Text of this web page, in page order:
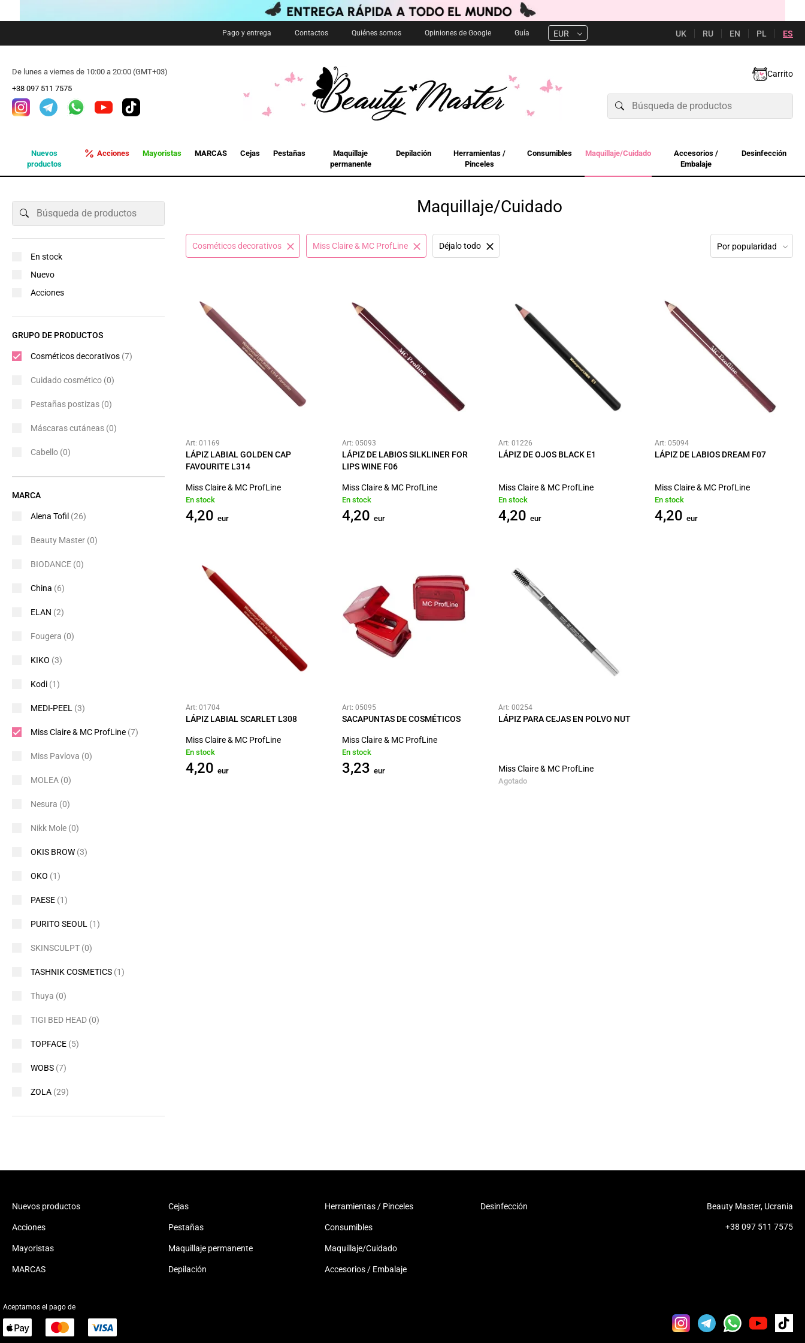
Pago y entrega Contactos Quiénes somos Opiniones de Google Guía EUR UK RU EN PL ES
De lunes a viernes de 10:00 a 20:00 (GMT+03)
+38 097 511 7575
Carrito
Nuevos
productos
Acciones Mayoristas MARCAS Cejas Pestañas
Maquillaje
permanente
Depilación
Herramientas /
Pinceles
Consumibles Maquillaje/Cuidado
Accesorios /
Embalaje
Desinfección
Maquillaje/Cuidado
Por popularidad
Cosméticos decorativos Miss Claire & MC ProfLine Déjalo todo
Art: 01169
LÁPIZ LABIAL GOLDEN CAP
FAVOURITE L314
Miss Claire & MC ProfLine
En stock
4,20 eur
Art: 05093
LÁPIZ DE LABIOS SILKLINER FOR
LIPS WINE F06
Miss Claire & MC ProfLine
En stock
4,20 eur
Art: 01226
LÁPIZ DE OJOS BLACK E1
Miss Claire & MC ProfLine
En stock
4,20 eur
Art: 05094
LÁPIZ DE LABIOS DREAM F07
Miss Claire & MC ProfLine
En stock
4,20 eur
Art: 01704
LÁPIZ LABIAL SCARLET L308
Miss Claire & MC ProfLine
En stock
4,20 eur
Art: 05095
SACAPUNTAS DE COSMÉTICOS
Miss Claire & MC ProfLine
En stock
3,23 eur
Art: 00254
LÁPIZ PARA CEJAS EN POLVO NUT
Miss Claire & MC ProfLine
Agotado
En stock
Nuevo
Acciones
GRUPO DE PRODUCTOS
Cosméticos decorativos (7)
Cuidado cosmético (0)
Pestañas postizas (0)
Máscaras cutáneas (0)
Cabello (0)
MARCA
Alena Tofil (26)
Beauty Master (0)
BIODANCE (0)
China (6)
ELAN (2)
Fougera (0)
KIKO (3)
Kodi (1)
MEDI-PEEL (3)
Miss Claire & MC ProfLine (7)
Miss Pavlova (0)
MOLEA (0)
Nesura (0)
Nikk Mole (0)
OKIS BROW (3)
OKO (1)
PAESE (1)
PURITO SEOUL (1)
SKINSCULPT (0)
TASHNIK COSMETICS (1)
Thuya (0)
TIGI BED HEAD (0)
TOPFACE (5)
WOBS (7)
ZOLA (29)
Nuevos productos
Acciones
Mayoristas
MARCAS
Cejas
Pestañas
Maquillaje permanente
Depilación
Herramientas / Pinceles
Consumibles
Maquillaje/Cuidado
Accesorios / Embalaje
Desinfección Beauty Master, Ucrania
+38 097 511 7575
Aceptamos el pago de